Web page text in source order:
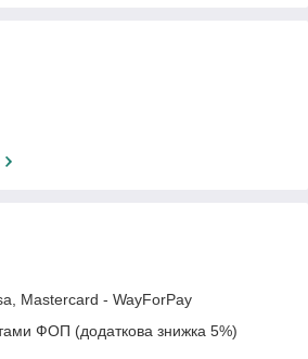
Mastercard - WayForPay
ФОП (додаткова знижка 5%)